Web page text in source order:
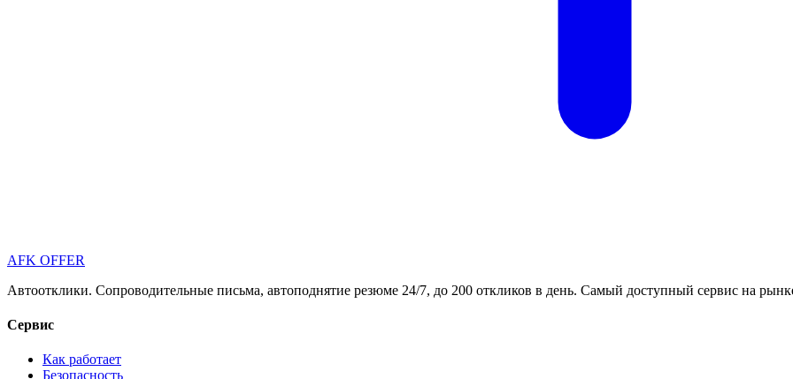
AFK OFFER
Автоотклики. Сопроводительные письма, автоподнятие резюме 24/7, до 200 откликов в день. Самый доступный сервис на
Сервис
Как работает
Безопасность